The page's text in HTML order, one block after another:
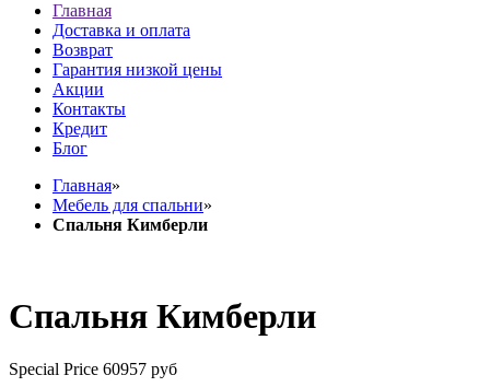
Главная
Доставка и оплата
Возврат
Гарантия низкой цены
Акции
Контакты
Кредит
Блог
Главная»
Мебель для спальни»
Спальня Кимберли
Спальня Кимберли
Special Price 60957 руб